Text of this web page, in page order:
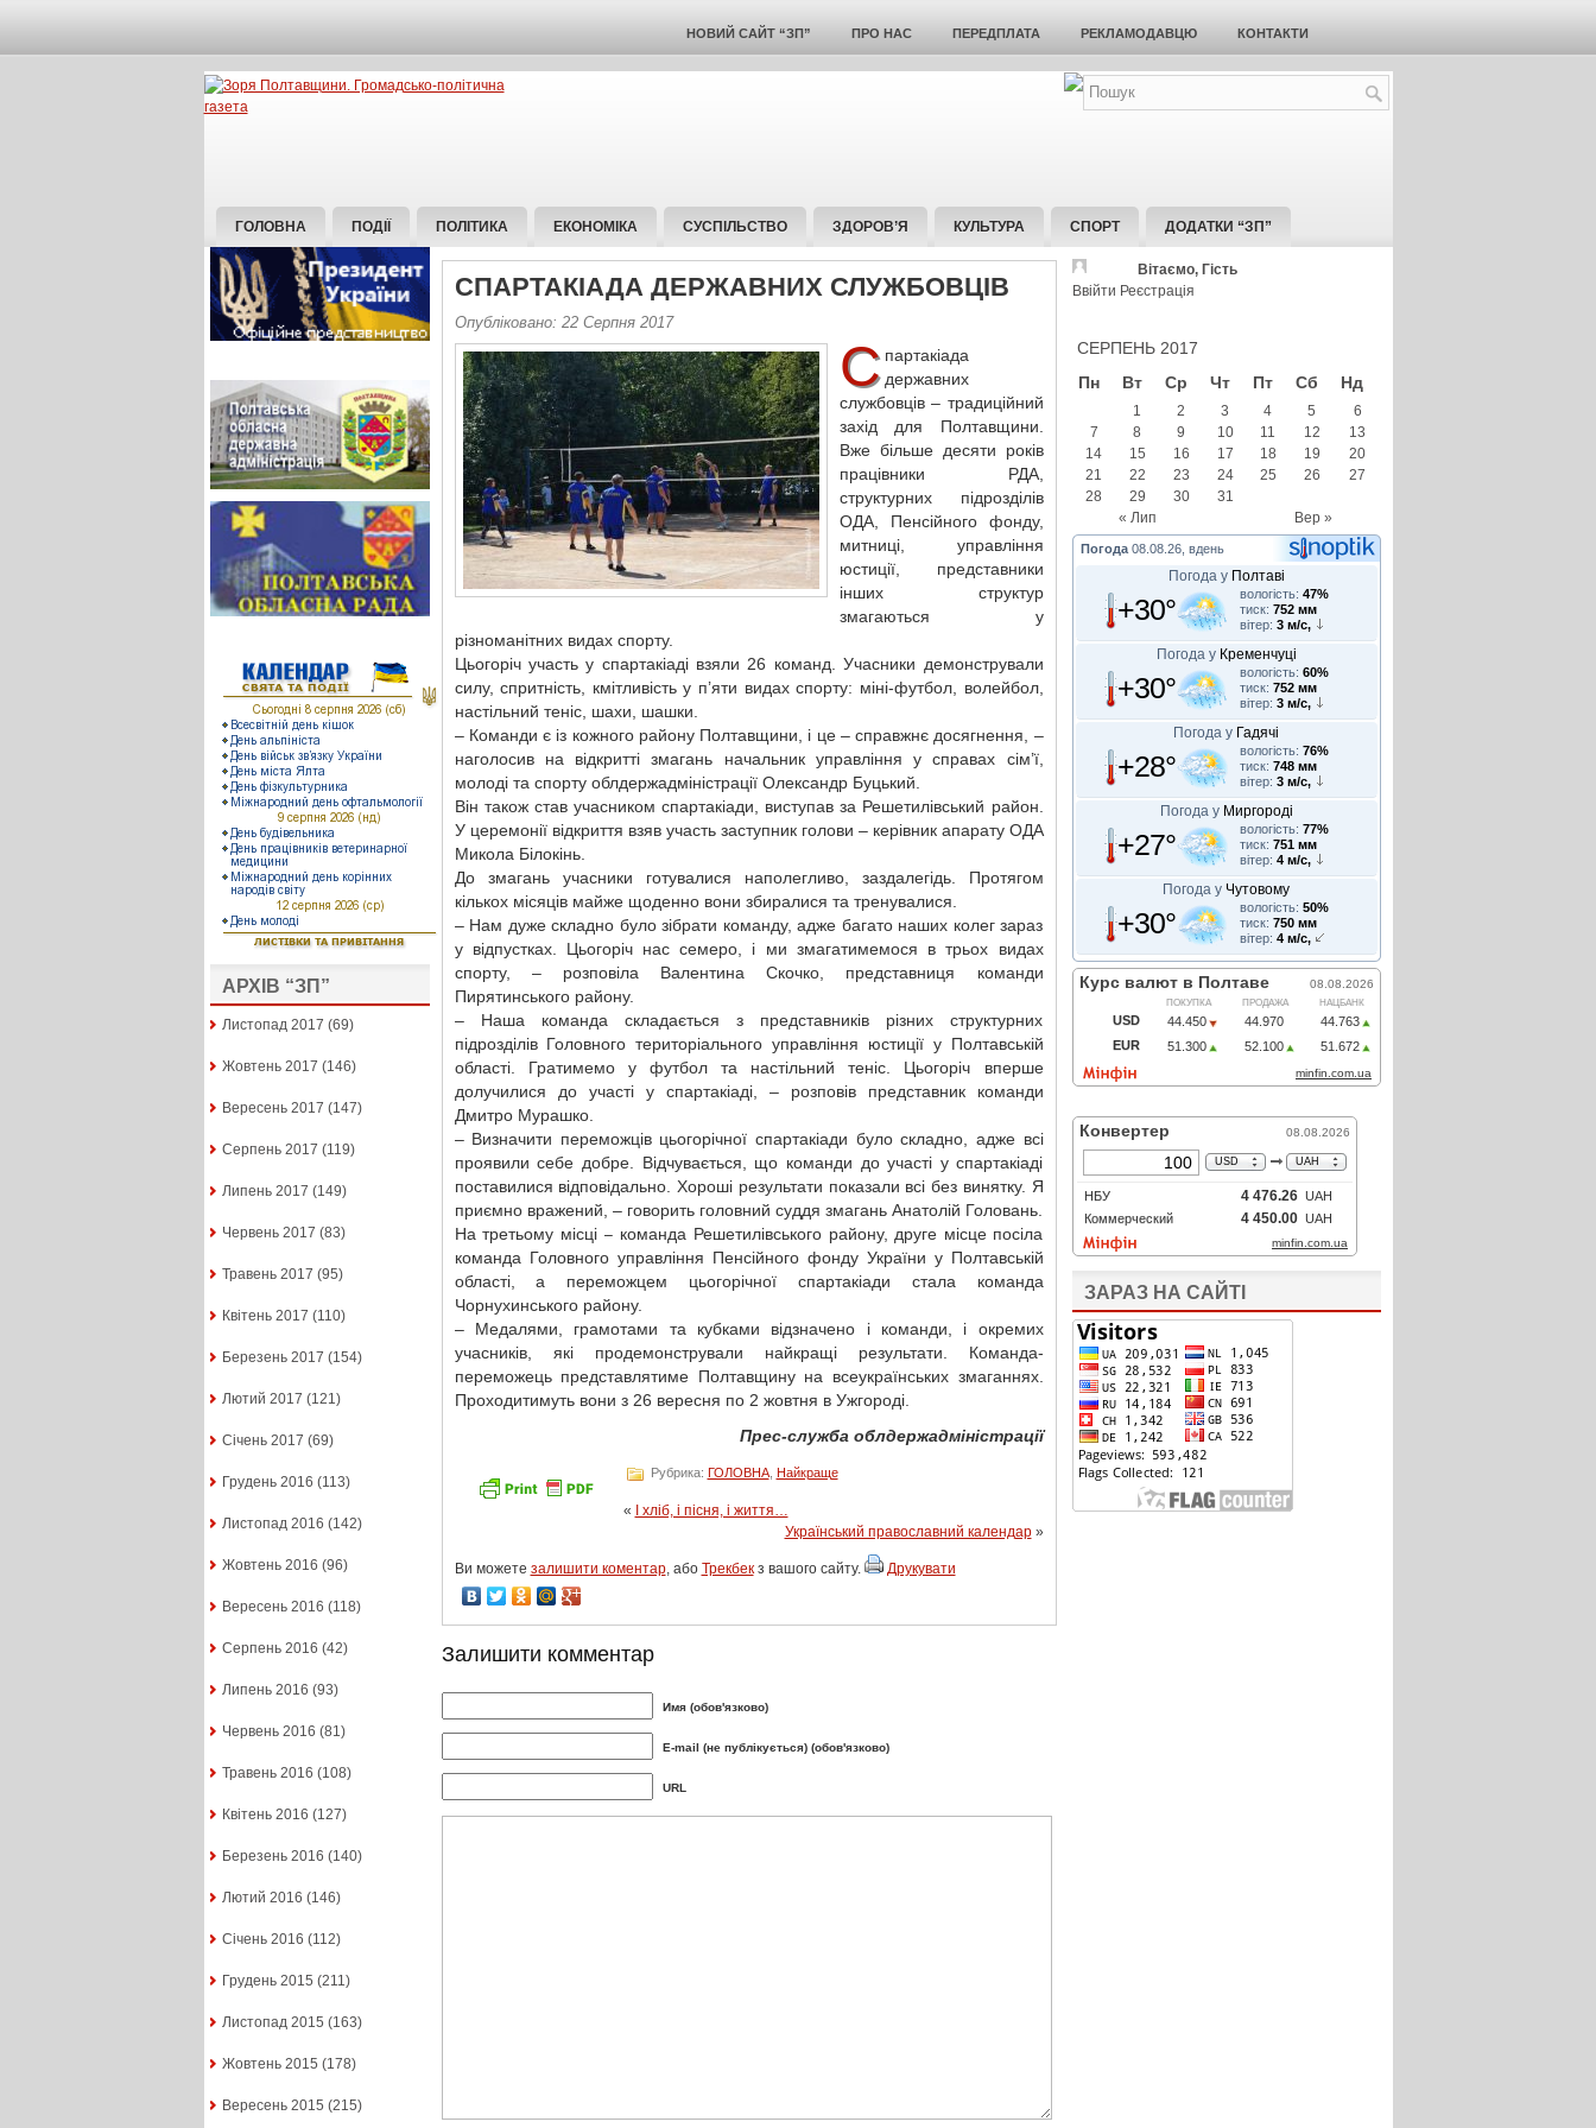
НОВИЙ САЙТ “ЗП” ПРО НАС ПЕРЕДПЛАТА РЕКЛАМОДАВЦЮ КОНТАКТИ
ГОЛОВНА ПОДІЇ ПОЛІТИКА ЕКОНОМІКА СУСПІЛЬСТВО ЗДОРОВ’Я КУЛЬТУРА СПОРТ ДОДАТКИ “ЗП”
АРХІВ “ЗП”
Листопад 2017 (69)
Жовтень 2017 (146)
Вересень 2017 (147)
Серпень 2017 (119)
Липень 2017 (149)
Червень 2017 (83)
Травень 2017 (95)
Квітень 2017 (110)
Березень 2017 (154)
Лютий 2017 (121)
Січень 2017 (69)
Грудень 2016 (113)
Листопад 2016 (142)
Жовтень 2016 (96)
Вересень 2016 (118)
Серпень 2016 (42)
Липень 2016 (93)
Червень 2016 (81)
Травень 2016 (108)
Квітень 2016 (127)
Березень 2016 (140)
Лютий 2016 (146)
Січень 2016 (112)
Грудень 2015 (211)
Листопад 2015 (163)
Жовтень 2015 (178)
Вересень 2015 (215)
СПАРТАКІАДА ДЕРЖАВНИХ СЛУЖБОВЦІВ
Опубліковано: 22 Серпня 2017
С партакіада
державних
службовців – традиційний
захід для Полтавщини.
Вже більше десяти років
працівники РДА,
структурних підрозділів
ОДА, Пенсійного фонду,
митниці, управління
юстиції, представники
інших структур
змагаються у
різноманітних видах спорту.
Цьогоріч участь у спартакіаді взяли 26 команд. Учасники демонстрували
силу, спритність, кмітливість у п’яти видах спорту: міні-футбол, волейбол,
настільний теніс, шахи, шашки.
– Команди є із кожного району Полтавщини, і це – справжнє досягнення, –
наголосив на відкритті змагань начальник управління у справах сім’ї,
молоді та спорту облдержадміністрації Олександр Буцький.
Він також став учасником спартакіади, виступав за Решетилівський район.
У церемонії відкриття взяв участь заступник голови – керівник апарату ОДА
Микола Білокінь.
До змагань учасники готувалися наполегливо, заздалегідь. Протягом
кількох місяців майже щоденно вони збиралися та тренувалися.
– Нам дуже складно було зібрати команду, адже багато наших колег зараз
у відпустках. Цьогоріч нас семеро, і ми змагатимемося в трьох видах
спорту, – розповіла Валентина Скочко, представниця команди
Пирятинського району.
– Наша команда складається з представників різних структурних
підрозділів Головного територіального управління юстиції у Полтавській
області. Гратимемо у футбол та настільний теніс. Цьогоріч вперше
долучилися до участі у спартакіаді, – розповів представник команди
Дмитро Мурашко.
– Визначити переможців цьогорічної спартакіади було складно, адже всі
проявили себе добре. Відчувається, що команди до участі у спартакіаді
поставилися відповідально. Хороші результати показали всі без винятку. Я
приємно вражений, – говорить головний суддя змагань Анатолій Головань.
На третьому місці – команда Решетилівського району, друге місце посіла
команда Головного управління Пенсійного фонду України у Полтавській
області, а переможцем цьогорічної спартакіади стала команда
Чорнухинського району.
– Медалями, грамотами та кубками відзначено і команди, і окремих
учасників, які продемонстрували найкращі результати. Команда-
переможець представлятиме Полтавщину на всеукраїнських змаганнях.
Проходитимуть вони з 26 вересня по 2 жовтня в Ужгороді.
Прес-служба облдержадміністрації
Рубрика: ГОЛОВНА, Найкраще
«
І хліб, і пісня, і життя…
Український православний календар»
Ви можете залишити коментар, або Трекбекз вашого сайту. Друкувати
Залишити комментар
Имя (обов'язково)
E-mail (не публікується) (обов'язково)
URL
Вітаємо, Гість
Ввійти Реєстрація
СЕРПЕНЬ 2017
Пн
Вт Ср Чт Пт Сб Нд
« Лип Вер »
1 2 3 4 5
6
7
8 9 10 11 12
13
14
15 16 17 18 19
20
21
22 23 24 25 26
27
28
29 30 31
Погода 08.08.26, вдень
Погода у Полтаві
+30° вологість: 47%
тиск: 752 мм
вітер: 3 м/с,
Погода у Кременчуці
+30° вологість: 60%
тиск: 752 мм
вітер: 3 м/с,
Погода у Гадячі
+28° вологість: 76%
тиск: 748 мм
вітер: 3 м/с,
Погода у Миргороді
+27° вологість: 77%
тиск: 751 мм
вітер: 4 м/с,
Погода у Чутовому
+30° вологість: 50%
тиск: 750 мм
вітер: 4 м/с,
ЗАРАЗ НА САЙТІ